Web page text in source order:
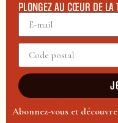
PLONGEZ AU CŒUR DE
Abonnez-vous et